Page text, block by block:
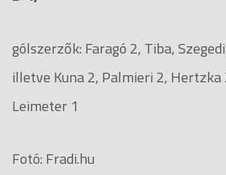
gólszerzők: Faragó 2, Tiba,
illetve Kuna 2, Palmieri 2, Hertzka
Leimeter 1
Fotó: Fradi.hu